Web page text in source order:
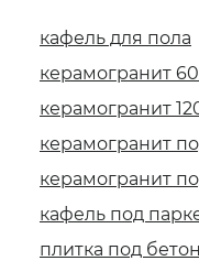
кафель для пола
керамогранит
керамогранит
керамогранит
керамогранит
кафель под
плитка под бетон
Керамогранит
Керамогранит